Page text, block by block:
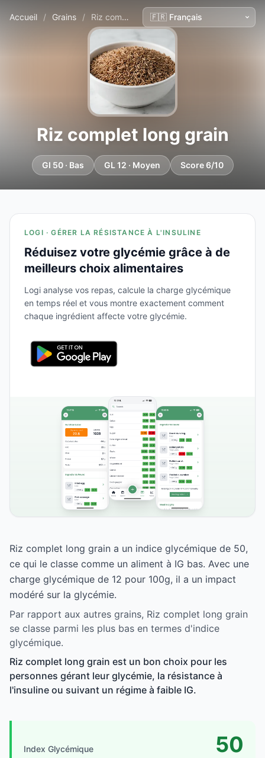
Accueil / Grains / Riz complet long grain
Riz complet long grain
GI 50 · Bas GL 12 · Moyen Score 6/10
LOGI · GÉRER LA RÉSISTANCE À L'INSULINE
Réduisez votre glycémie grâce à de
meilleurs choix alimentaires
Logi analyse vos repas, calcule la charge glycémique
en temps réel et vous montre exactement comment
chaque ingrédient affecte votre glycémie.
Riz complet long grain a un indice glycémique de 50,
ce qui le classe comme un aliment à IG bas. Avec une
charge glycémique de 12 pour 100g, il a un impact
modéré sur la glycémie.
Par rapport aux autres grains, Riz complet long grain
se classe parmi les plus bas en termes d'indice
glycémique.
Riz complet long grain est un bon choix pour les
personnes gérant leur glycémie, la résistance à
l'insuline ou suivant un régime à faible IG.
Index Glycémique 50